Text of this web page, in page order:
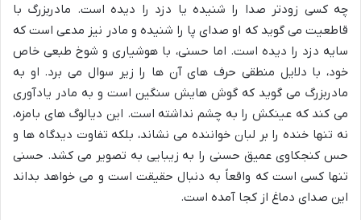
چه کسی زودتر صدا را شنیده یا دزد را دیده است. مادربزرگ با
قاطعیت می گوید که او صدای پا را شنیده و مادر نیز مدعی است که
سایه دزد را دیده است. اما حسنی، با هوشیاری و شوخ طبعی خاص
خود، با دلایل منطقی حرف های آن ها را زیر سوال می برد. او به
مادربزرگ می گوید که گوش هایش سنگین است و به مادر یادآوری
می کند که عینکش را به چشم نداشته است. این دیالوگ های بامزه،
نه تنها خنده را بر لبان خواننده می نشاند، بلکه تفاوت دیدگاه ها و
حس کنجکاوی عمیق حسنی را به زیبایی به تصویر می کشد. حسنی
تنها کسی است که واقعاً به دنبال حقیقت است و می خواهد بداند
این صدای دماغ از کجا آمده است.